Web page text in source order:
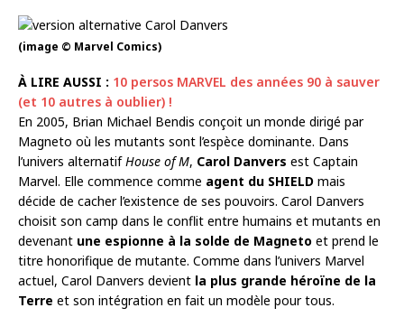
(image © Marvel Comics)
À LIRE AUSSI : 10 persos MARVEL des années 90 à sauver
(et 10 autres à oublier) !
En 2005, Brian Michael Bendis conçoit un monde dirigé par
Magneto où les mutants sont l’espèce dominante. Dans
l’univers alternatifHouse of M, Carol Danvers est Captain
Marvel. Elle commence comme agent du SHIELD mais
décide de cacher l’existence de ses pouvoirs. Carol Danvers
choisit son camp dans le conflit entre humains et mutants en
devenant une espionne à la solde de Magneto et prend le
titre honorifique de mutante. Comme dans l’univers Marvel
actuel, Carol Danvers devient la plus grande héroïne de la
Terre et son intégration en fait un modèle pour tous.